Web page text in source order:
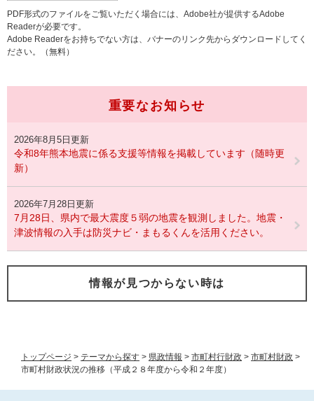
トップページ > テーマから探す > 県政情報 > 市町村行財政 > 市町村財政 >
市町村財政状況の推移（平成２８年度から令和２年度）
PDF形式のファイルをご覧いただく場合には、Adobe社が提供するAdobe
Readerが必要です。
Adobe Readerをお持ちでない方は、バナーのリンク先からダウンロードしてく
ださい。（無料）
重要なお知らせ
2026年8月5日更新
令和8年熊本地震に係る支援等情報を掲載しています（随時更
新）
2026年7月28日更新
7月28日、県内で最大震度５弱の地震を観測しました。地震・
津波情報の入手は防災ナビ・まもるくんを活用ください。
情報が見つからない時は